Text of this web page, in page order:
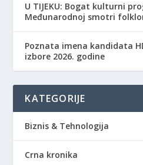
​U TIJEKU: Bogat kulturni
Međunarodnoj smotri
Poznata imena kandidata
izbore 2026. godine
KATEGORIJE
Biznis & Tehnologija
Crna kronika